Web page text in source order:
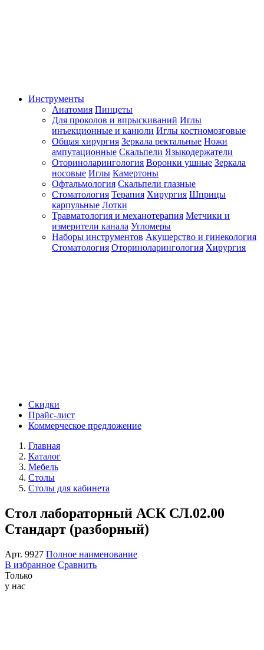
Инструменты
Анатомия Пинцеты
Для проколов и впрыскиваний Иглы
инъекционные и канюли Иглы костномозговые
Общая хирургия Зеркала ректальные Ножи
ампутационные Скальпели Языкодержатели
Оториноларингология Воронки ушные Зеркала
носовые Иглы Камертоны
Офтальмология Скальпели глазные
Стоматология Терапия Хирургия Шприцы
карпульные Лотки
Травматология и механотерапия Метчики и
измерители канала Угломеры
Наборы инструментов Акушерство и гинекология
Стоматология Оториноларингология Хирургия
Скидки
Прайс-лист
Коммерческое предложение
Главная
Каталог
Мебель
Столы
Столы для кабинета
Стол лабораторный АСК СЛ.02.00
Стандарт (разборный)
Арт. 9927 Полное наименование
В избранное Сравнить
Только
у нас